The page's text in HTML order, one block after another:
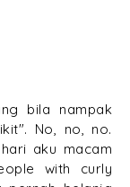
bila nampak
No, no, no.
aku macam
with curly